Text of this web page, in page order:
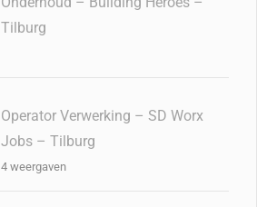
Tilburg
Operator Verwerking – SD Worx
Jobs – Tilburg
4 weergaven